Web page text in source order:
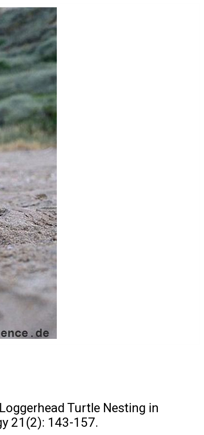
Turtle Nesting in
21(2): 143-157.